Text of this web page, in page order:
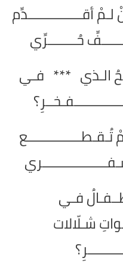
أقـــــــــــــــدِّم
حُــــــــرِّي
الـذي *** فـي
فـي
شـلّالات